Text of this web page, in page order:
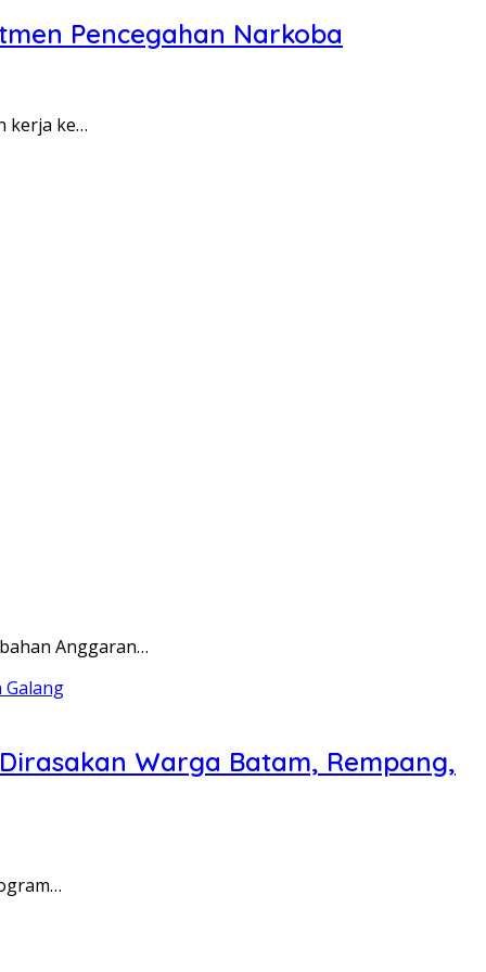
Pencegahan Narkoba
kerja ke…
Anggaran…
Warga Batam, Rempang,